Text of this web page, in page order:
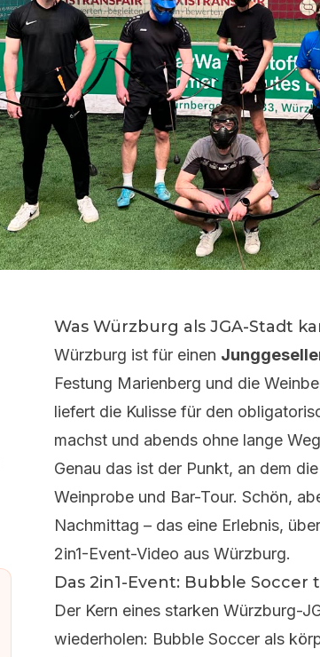
Was Würzburg als JGA-Stadt
Würzburg ist für einen
Festung Marienberg und die
liefert die Kulisse für den
machst und abends ohne lange
Genau das ist der Punkt, an dem
Weinprobe und Bar-Tour. Schön,
Nachmittag – das eine Erlebnis,
2in1-Event-Video aus Würzburg.
Das 2in1-Event: Bubble Soccer
Der Kern eines starken Würzburg-
wiederholen: Bubble Soccer als